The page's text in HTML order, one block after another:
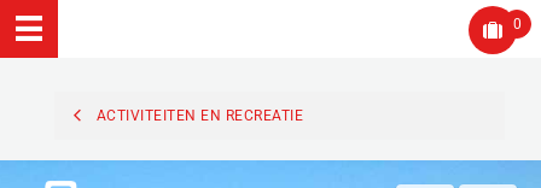
0
ACTIVITEITEN EN RECREATIE